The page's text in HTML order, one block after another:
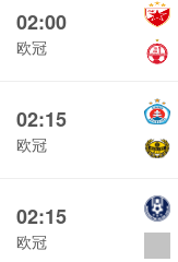
02:00
欧冠
02:15
欧冠
02:15
欧冠